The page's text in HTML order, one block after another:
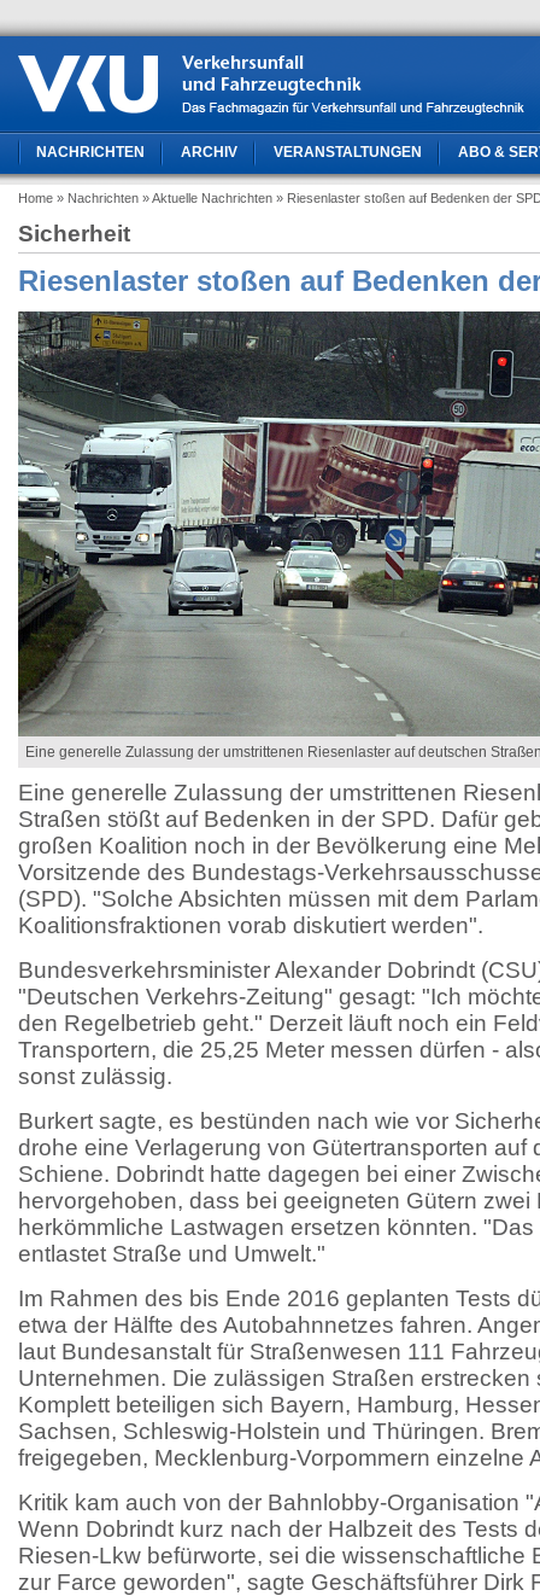
NACHRICHTEN ARCHIV VERANSTALTUNGEN ABO &
Home » Nachrichten » Aktuelle Nachrichten » Riesenlaster stoßen auf Bedenken der
Sicherheit
Riesenlaster stoßen auf Bedenken
Eine generelle Zulassung der umstrittenen Riesenlaster auf deutschen
Eine generelle Zulassung der umstrittenen
Straßen stößt auf Bedenken in der SPD. Dafür
großen Koalition noch in der Bevölkerung eine
Vorsitzende des Bundestags-
(SPD). "Solche Absichten müssen mit dem
Koalitionsfraktionen vorab diskutiert werden".
Bundesverkehrsminister Alexander Dobrindt
"Deutschen Verkehrs-Zeitung" gesagt: "Ich
den Regelbetrieb geht." Derzeit läuft noch ein
Transportern, die 25,25 Meter messen dürfen -
sonst zulässig.
Burkert sagte, es bestünden nach wie vor
drohe eine Verlagerung von Gütertransporten auf
Schiene. Dobrindt hatte dagegen bei einer
hervorgehoben, dass bei geeigneten Gütern zwei
herkömmliche Lastwagen ersetzen könnten.
entlastet Straße und Umwelt."
Im Rahmen des bis Ende 2016 geplanten Tests
etwa der Hälfte des Autobahnnetzes fahren.
laut Bundesanstalt für Straßenwesen 111
Unternehmen. Die zulässigen Straßen erstrecken
Komplett beteiligen sich Bayern, Hamburg,
Sachsen, Schleswig-Holstein und Thüringen.
freigegeben, Mecklenburg-Vorpommern einzelne
Kritik kam auch von der Bahnlobby-Organisation
Wenn Dobrindt kurz nach der Halbzeit des Tests
Riesen-Lkw befürworte, sei die wissenschaftliche
zur Farce geworden", sagte Geschäftsführer Dirk